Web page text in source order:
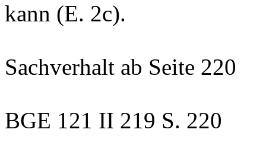
kann (E. 2c).
Sachverhalt ab Seite 220
BGE 121 II 219 S. 220